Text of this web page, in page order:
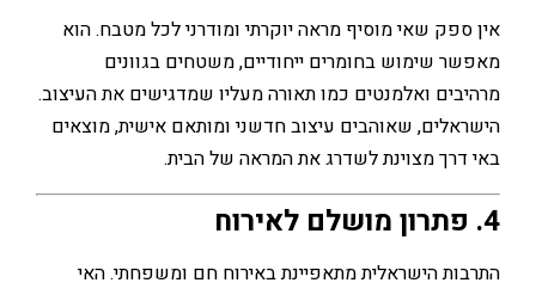
שאי מוסיף מראה יוקרתי ומודרני לכל מטבח. הוא
שימוש בחומרים ייחודיים, משטחים בגוונים
ואלמנטים כמו תאורה מעליו שמדגישים את העיצוב.
שאוהבים עיצוב חדשני ומותאם אישית, מוצאים
מצוינת לשדרג את המראה של הבית.
הישראלית מתאפיינת באירוח חם ומשפחתי. האי